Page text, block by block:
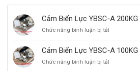
Cảm Biến Lực YBSC-A 200KG
Chức năng bình luận bị tắt
Biến
Lực
Cảm Biến Lực YBSC-A 100KG
Chức năng bình luận bị tắt